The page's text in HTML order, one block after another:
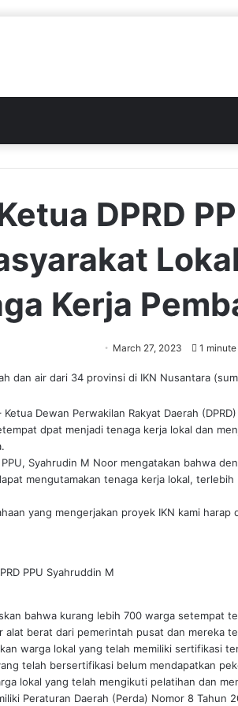
DPRD
Kerja
March 27, 2023 1
dan air dari 34 provinsi di IKN Nusantara
Dewan Perwakilan Rakyat Daerah
dpat menjadi tenaga kerja lokal dan
PPU, Syahrudin M Noor mengatakan bahwa
mengutamakan tenaga kerja lokal,
yang mengerjakan proyek IKN kami harap
PPU Syahruddin M
bahwa kurang lebih 700 warga setempat
alat berat dari pemerintah pusat dan mereka
warga lokal yang telah memiliki sertifikasi
telah bersertifikasi belum mendapatkan
lokal yang telah mengikuti pelatihan dan
Peraturan Daerah (Perda) Nomor 8 Tahun